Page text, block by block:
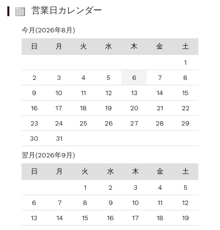
営業日カレンダー
今月(2026年8月)
日 月 火 水 木 金 土
1
2
3 4 5 6 7
8
9
10 11 12 13 14
15
16
17 18 19 20 21
22
23
24 25 26 27 28
29
30
31
翌月(2026年9月)
日 月 火 水 木 金 土
1 2 3 4
5
6
7 8 9 10 11
12
13
14 15 16 17 18
19